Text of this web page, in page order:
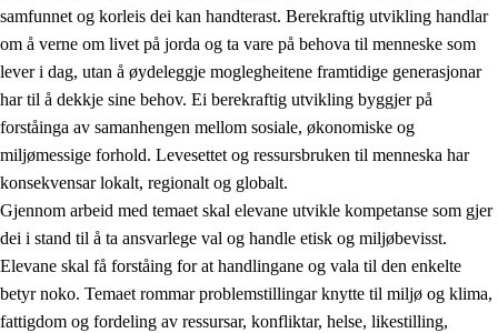
2. Prinsipp for læring, utvikling og danning
2.1 Sosial læring og utvikling
2.2 Kompetanse i faga
2.3 Grunnleggjande ferdigheiter
samfunnet og korleis dei kan handterast. Berekraftig utvikling handlar
om å verne om livet på jorda og ta vare på behova til menneske som
lever i dag, utan å øydeleggje moglegheitene framtidige generasjonar
har til å dekkje sine behov. Ei berekraftig utvikling byggjer på
forståinga av samanhengen mellom sosiale, økonomiske og
miljømessige forhold. Levesettet og ressursbruken til menneska har
konsekvensar lokalt, regionalt og globalt.
Gjennom arbeid med temaet skal elevane utvikle kompetanse som gjer
dei i stand til å ta ansvarlege val og handle etisk og miljøbevisst.
Elevane skal få forståing for at handlingane og vala til den enkelte
betyr noko. Temaet rommar problemstillingar knytte til miljø og klima,
fattigdom og fordeling av ressursar, konfliktar, helse, likestilling,